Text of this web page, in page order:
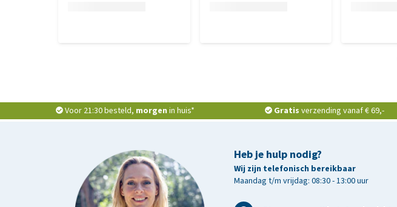
Voor 21:30 besteld, morgen in huis* Gratis verzending vanaf € 69,-
Heb je hulp nodig?
Wij zijn telefonisch bereikbaar
Maandag t/m vrijdag: 08:30 - 13:00 uur